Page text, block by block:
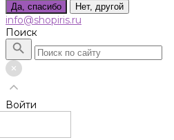
Да, спасибо Нет, другой
info@shopiris.ru
Поиск
Войти